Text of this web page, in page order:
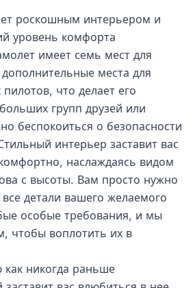
роскошным интерьером и
уровень комфорта
имеет семь мест для
места для
что делает его
групп друзей или
беспокоиться о безопасности
интерьер заставит вас
наслаждаясь видом
с высоты. Вам просто нужно
детали вашего желаемого
особые требования, и мы
чтобы воплотить их в
никогда раньше